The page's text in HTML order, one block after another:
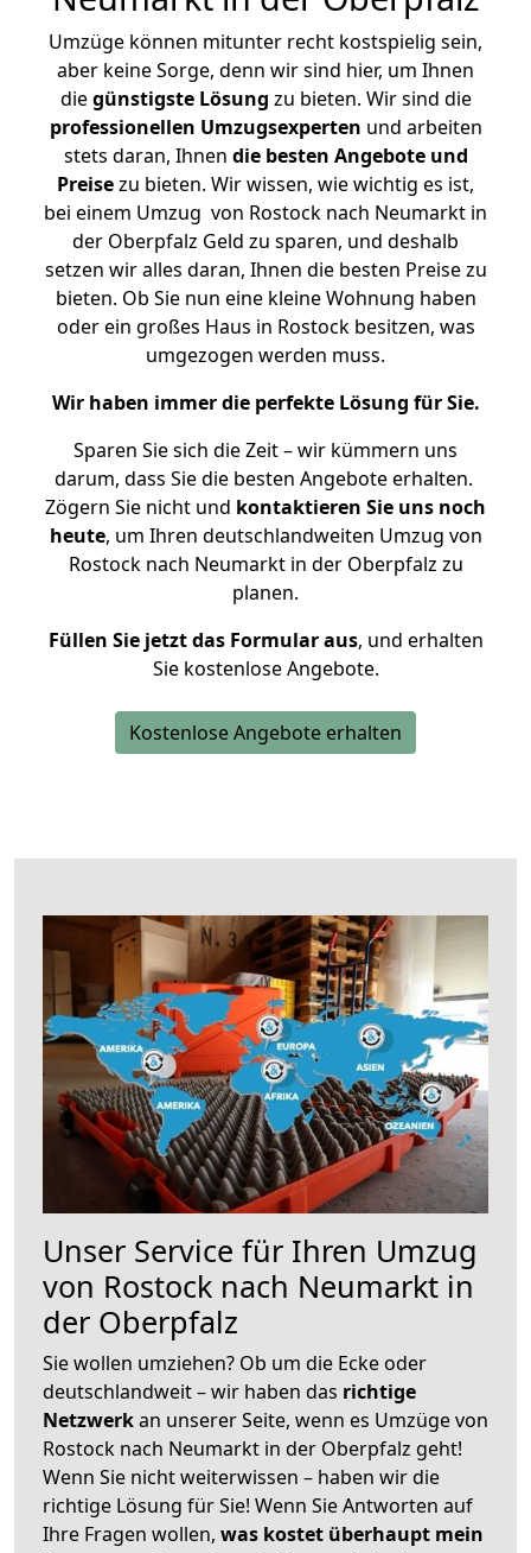
Umzüge können mitunter recht kostspielig sein,
aber keine Sorge, denn wir sind hier, um Ihnen
diegünstigste Lösung zu bieten. Wir sind die
professionellen Umzugsexperten und arbeiten
stets daran, Ihnen die besten Angebote und
Preisezu bieten. Wir wissen, wie wichtig es ist,
bei einem Umzug von Rostock nach Neumarkt in
der Oberpfalz Geld zu sparen, und deshalb
setzen wir alles daran, Ihnen die besten Preise zu
bieten. Ob Sie nun eine kleine Wohnung haben
oder ein großes Haus in Rostock besitzen, was
umgezogen werden muss.
Wir haben immer die perfekte Lösung für Sie.
Sparen Sie sich die Zeit – wir kümmern uns
darum, dass Sie die besten Angebote erhalten.
Zögern Sie nicht und kontaktieren Sie uns noch
heute, um Ihren deutschlandweiten Umzug von
Rostock nach Neumarkt in der Oberpfalz zu
planen.
Füllen Sie jetzt das Formular aus, und erhalten
Sie kostenlose Angebote.
Kostenlose Angebote erhalten
Unser Service für Ihren Umzug
von Rostock nach Neumarkt in
der Oberpfalz
Sie wollen umziehen? Ob um die Ecke oder
deutschlandweit – wir haben das richtige
Netzwerkan unserer Seite, wenn es Umzüge von
Rostock nach Neumarkt in der Oberpfalz geht!
Wenn Sie nicht weiterwissen – haben wir die
richtige Lösung für Sie! Wenn Sie Antworten auf
Ihre Fragen wollen, was kostet überhaupt mein